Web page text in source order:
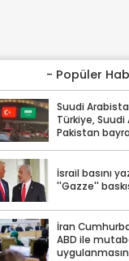
- Popüler
Suudi
Türkiye,
Pakistan
İsrail basını
''Gazze''
İran
ABD ile